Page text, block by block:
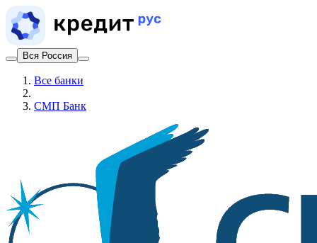
Вся Россия
Все банки
СМП Банк